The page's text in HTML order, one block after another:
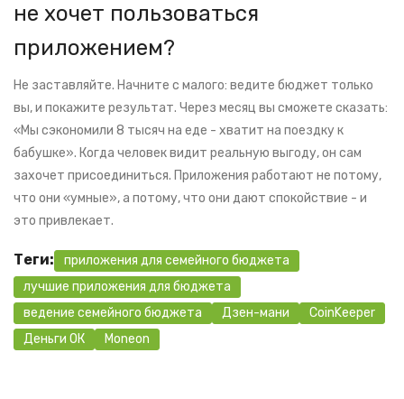
не хочет пользоваться
приложением?
Не заставляйте. Начните с малого: ведите бюджет только
вы, и покажите результат. Через месяц вы сможете сказать:
«Мы сэкономили 8 тысяч на еде - хватит на поездку к
бабушке». Когда человек видит реальную выгоду, он сам
захочет присоединиться. Приложения работают не потому,
что они «умные», а потому, что они дают спокойствие - и
это привлекает.
Теги:
приложения для семейного бюджета
лучшие приложения для бюджета
ведение семейного бюджета
Дзен-мани
CoinKeeper
Деньги ОК
Moneon